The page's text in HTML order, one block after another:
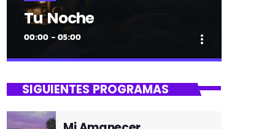
Tu Noche
00:00 - 05:00 more_vert
Tu Noche
SIGUIENTES PROGRAMAS